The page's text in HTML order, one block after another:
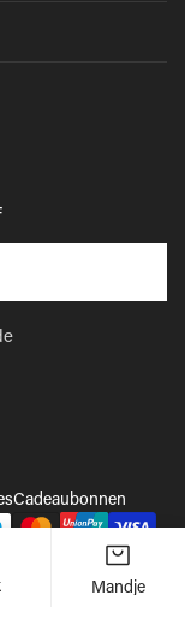
Cadeaubonnen
Mandje